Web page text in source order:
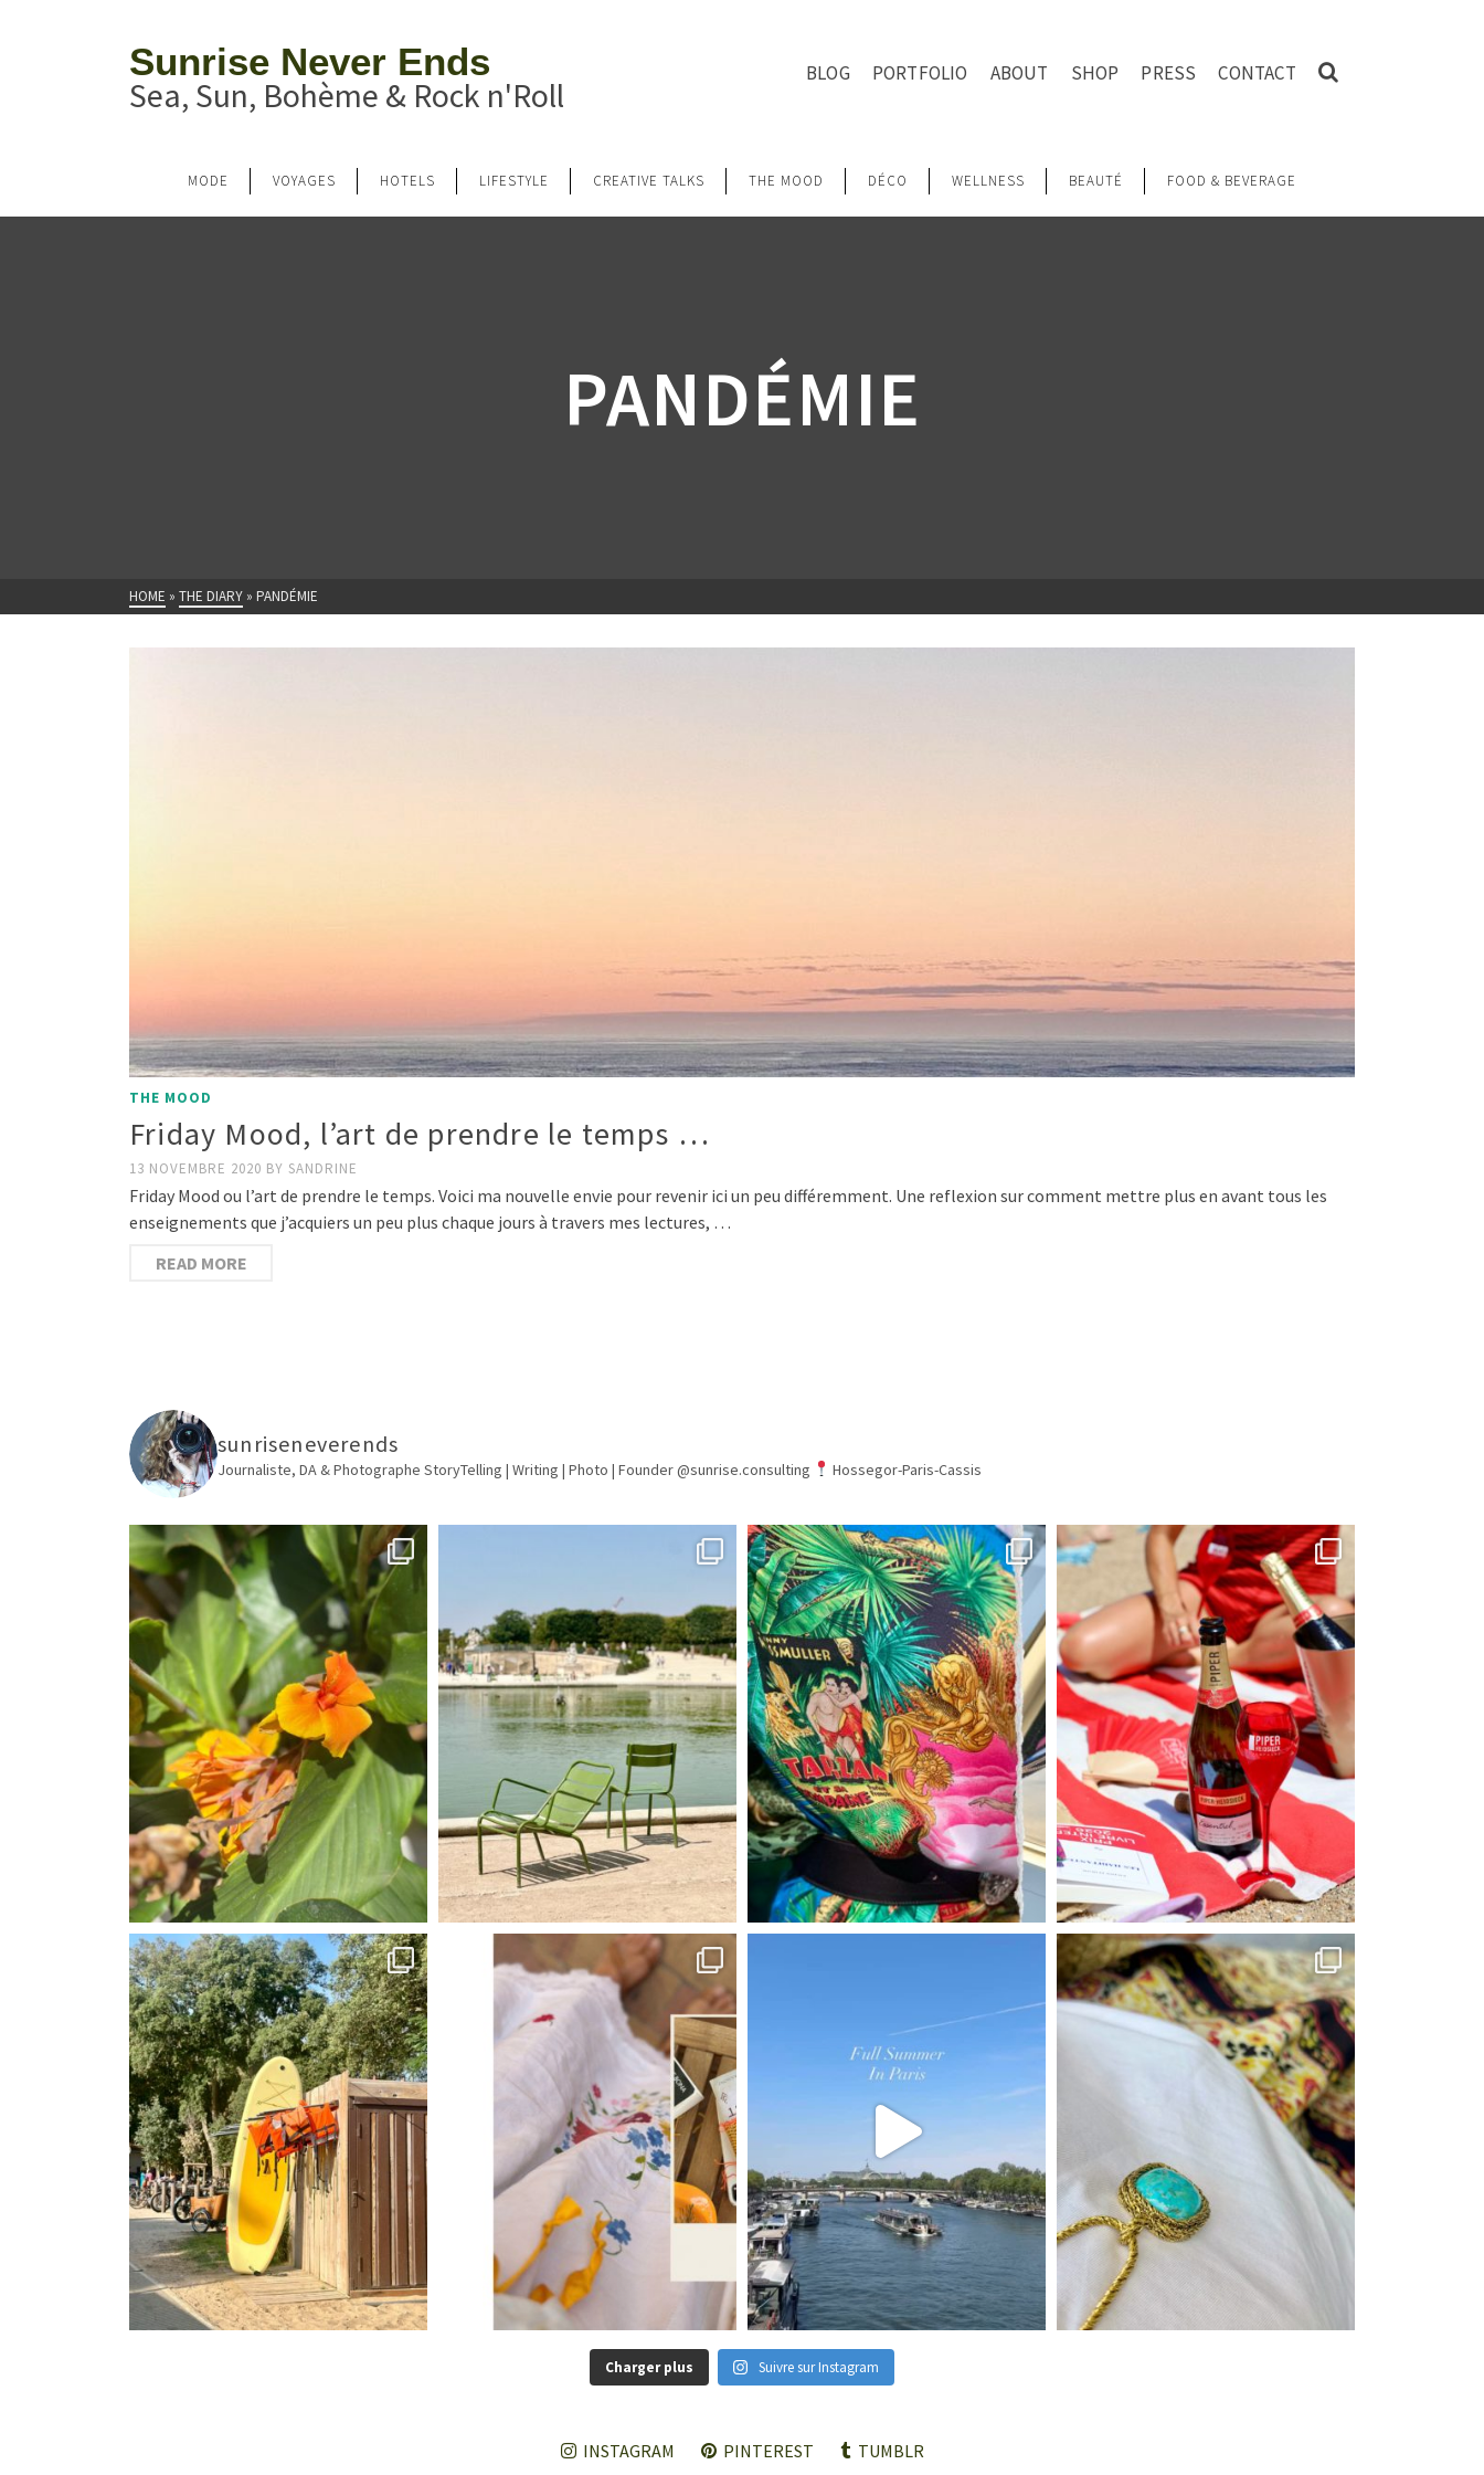
Sunrise Never Ends
Sea, Sun, Bohème & Rock n'Roll
BLOG PORTFOLIO ABOUT SHOP PRESS CONTACT
MODE VOYAGES HOTELS LIFESTYLE CREATIVE TALKS THE MOOD DÉCO WELLNESS BEAUTÉ FOOD & BEVERAGE
PANDÉMIE
HOME » THE DIARY » PANDÉMIE
THE MOOD
Friday Mood, l’art de prendre le temps …
13 NOVEMBRE 2020 BY SANDRINE
Friday Mood ou l’art de prendre le temps. Voici ma nouvelle envie pour revenir ici un peu différemment. Une reflexion sur comment mettre plus en avant tous les
enseignements que j’acquiers un peu plus chaque jours à travers mes lectures, …
READ MORE
sunriseneverends
Journaliste, DA & Photographe StoryTelling | Writing | Photo | Founder @sunrise.consulting Hossegor-Paris-Cassis
Charger plus Suivre sur Instagram
INSTAGRAM PINTEREST TUMBLR